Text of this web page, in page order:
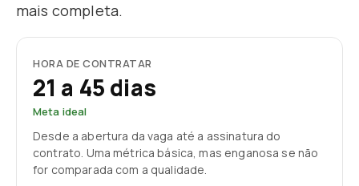
mais completa.
HORA DE CONTRATAR
21 a 45 dias
Meta ideal
Desde a abertura da vaga até a assinatura do
contrato. Uma métrica básica, mas enganosa se não
for comparada com a qualidade.